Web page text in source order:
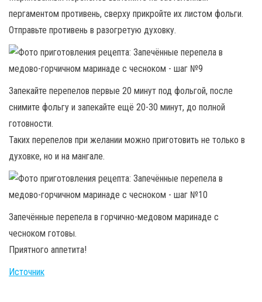
пергаментом противень, сверху прикройте их листом фольги.
Отправьте противень в разогретую духовку.
Запекайте перепелов первые 20 минут под фольгой, после
снимите фольгу и запекайте ещё 20-30 минут, до полной
готовности.
Таких перепелов при желании можно приготовить не только в
духовке, но и на мангале.
Запечённые перепела в горчично-медовом маринаде с
чесноком готовы.
Приятного аппетита!
Источник